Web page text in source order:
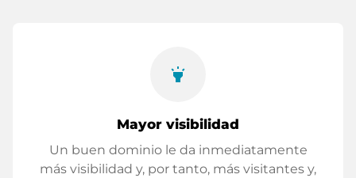
highlight
Mayor visibilidad
Un buen dominio le da inmediatamente
más visibilidad y, por tanto, más visitantes y,